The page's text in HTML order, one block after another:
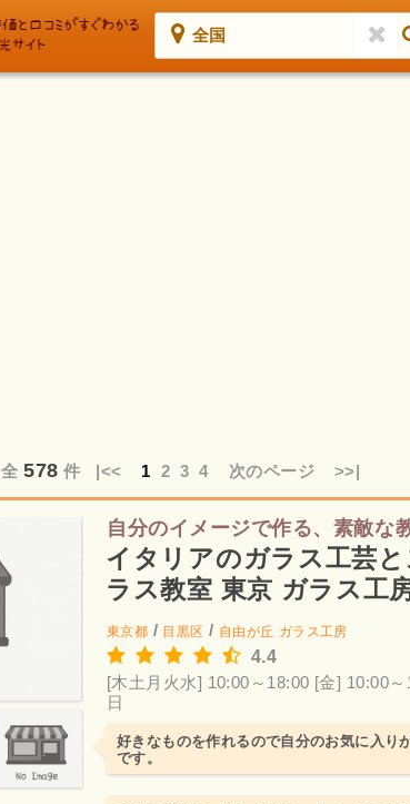
全国
全578 件 |<< 1 2 3 4 次のページ >>|
自分のイメージで作る、素敵な
イタリアのガラス工芸
ラス教室 東京 ガラス工
レ
東京都 / 目黒区 / 自由が丘 ガラス工房
4.4
[木土月火水] 10:00～18:00 [金] 10:00～
日
好きなものを作れるので自分のお気に入り
です。